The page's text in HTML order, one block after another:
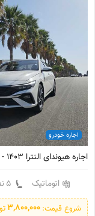
اجاره خودرو
اجاره هیوندای النترا 1403 - 2024
اتوماتیک
5 نفره
شروع قیمت:3,800,000تومان